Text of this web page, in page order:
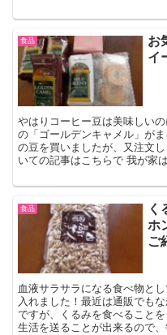
食品
お
イ
やはりコーヒー豆は美味しい
の「ゴールデンキャメル」が
の豆を買いましたが、又注文
いての記事はこちらで 我が家
食品
く
ホ
ご
血液サラサラになる食べ物と
入れました！最近は通販でも
ですが、くるみを食べること
生活を送ることが出来るので